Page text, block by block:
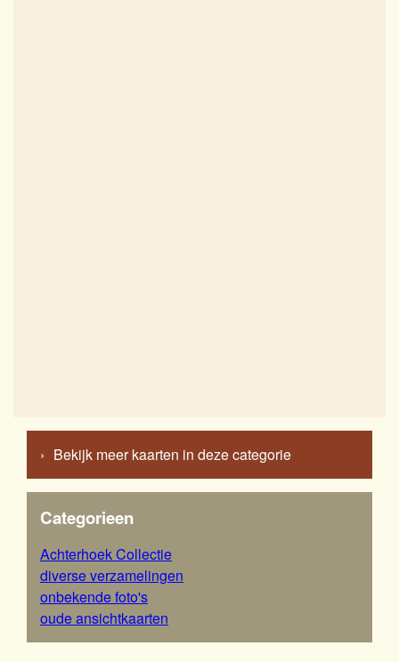
Bekijk meer kaarten in deze categorie
Categorieen
Achterhoek Collectie
diverse verzamelingen
onbekende foto's
oude ansichtkaarten